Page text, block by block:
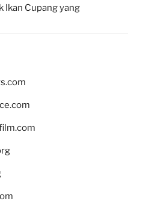
Ikan Cupang yang